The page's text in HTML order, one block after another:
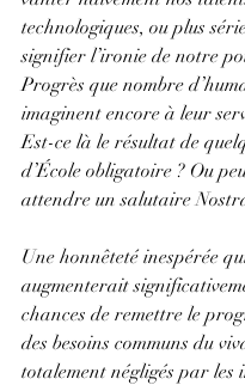
technologiques, ou plus
signifier l’ironie de notre
Progrès que nombre
imaginent encore à leur
Est-ce là le résultat de
d’École obligatoire ? Ou
attendre un salutaire
Une honnêteté inespérée
augmenterait
chances de remettre le
des besoins communs du
totalement négligés par les